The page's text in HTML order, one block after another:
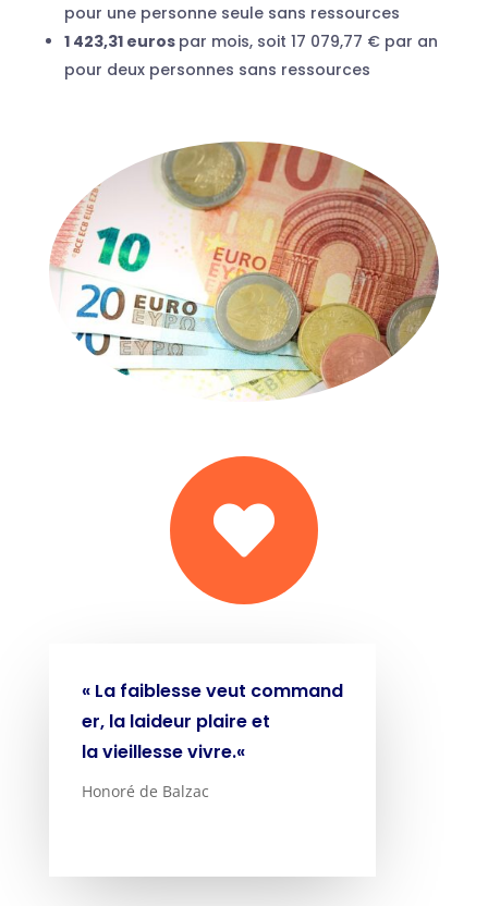
pour une personne seule sans ressources
1 423,31 euros par mois, soit 17 079,77 € par an
pour deux personnes sans ressources

« La faiblesseveut command
er, la laideur plaireet
lavieillessevivre.«
Honoré de Balzac